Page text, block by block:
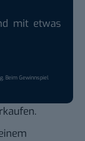
mit etwas
. Beim Gewinnspiel